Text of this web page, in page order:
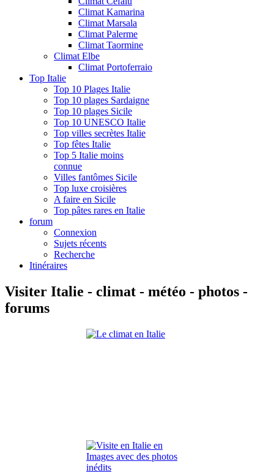
Climat Kamarina
Climat Marsala
Climat Palerme
Climat Taormine
Climat Elbe
Climat Portoferraio
Top Italie
Top 10 Plages Italie
Top 10 plages Sardaigne
Top 10 plages Sicile
Top 10 UNESCO Italie
Top villes secrètes Italie
Top fêtes Italie
Top 5 Italie moins
connue
Villes fantômes Sicile
Top luxe croisières
A faire en Sicile
Top pâtes rares en Italie
forum
Connexion
Sujets récents
Recherche
Itinéraires
Visiter Italie - climat - météo - photos -
forums